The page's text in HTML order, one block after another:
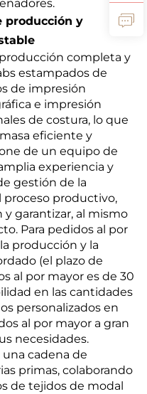
producción y
completa y
estampados de
de impresión
e impresión
de costura, lo que
eficiente y
de un equipo de
experiencia y
gestión de la
proceso productivo,
y garantizar, al mismo
Para pedidos al por
producción y la
(el plazo de
al por mayor es de 30
en las cantidades
personalizados en
al por mayor a gran
necesidades.
cadena de
primas, colaborando
de tejidos de modal